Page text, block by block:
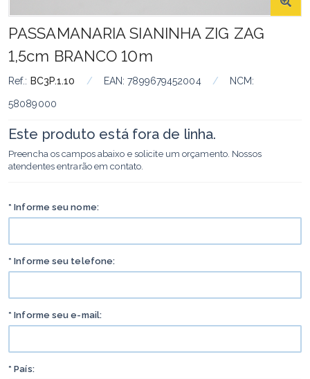
PASSAMANARIA SIANINHA ZIG ZAG
1,5cm BRANCO 10m
Ref.: BC3P.1.10 / EAN: 7899679452004 / NCM:
58089000
Este produto está fora de linha.
Preencha os campos abaixo e solicite um orçamento. Nossos
atendentes entrarão em contato.
* Informe seu nome:
* Informe seu telefone:
* Informe seu e-mail:
* País: